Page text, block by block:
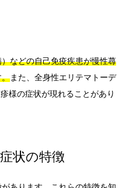
などの自己免疫疾患が慢性蕁
。また、全身性エリテマトーデ
様の症状が現れることがあり
状の特徴